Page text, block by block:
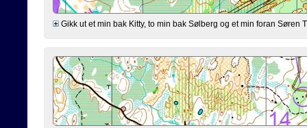
Gikk ut et min bak Kitty, to min bak Sølberg og et min foran